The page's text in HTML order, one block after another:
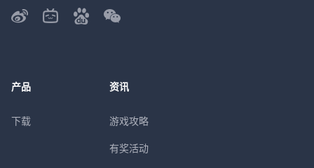
产品
下载
资讯
游戏攻略
有奖活动